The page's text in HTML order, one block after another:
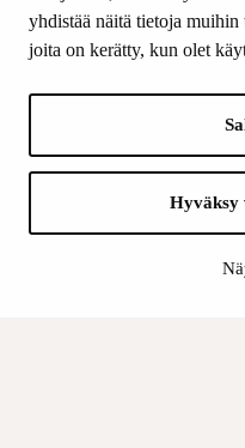
yhdistää näitä tietoja
joita on kerätty, kun olet
Hyväksy
Facebook
Instagram
LinkedIn
Suomen Kulttuurirahasto: